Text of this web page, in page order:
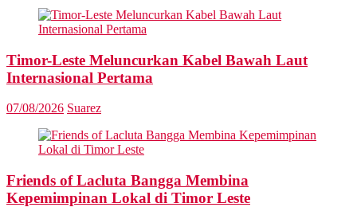
Timor-Leste Meluncurkan Kabel Bawah Laut
Internasional Pertama
07/08/2026 Suarez
Friends of Lacluta Bangga Membina
Kepemimpinan Lokal di Timor Leste